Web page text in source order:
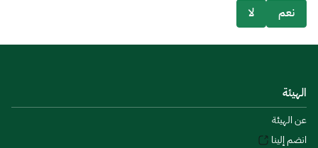
نعم
لا
الهيئة
عن الهيئة
انضم إلينا